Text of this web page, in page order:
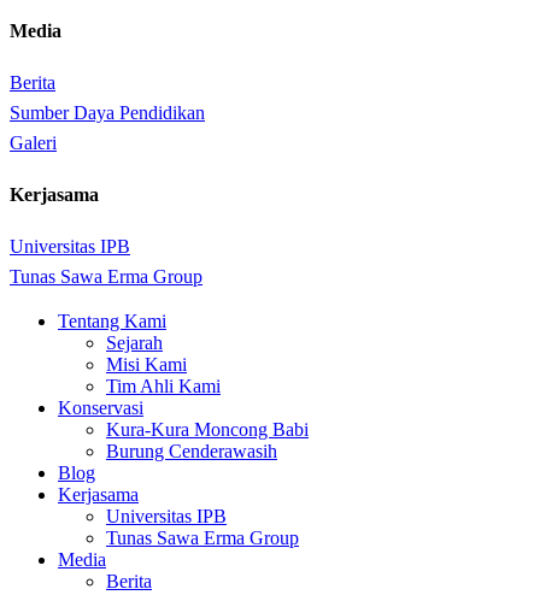
Media
Berita
Sumber Daya Pendidikan
Galeri
Kerjasama
Universitas IPB
Tunas Sawa Erma Group
Close
Tentang Kami
Sejarah
Misi Kami
Tim Ahli Kami
Konservasi
Kura-Kura Moncong Babi
Burung Cenderawasih
Blog
Kerjasama
Universitas IPB
Tunas Sawa Erma Group
Media
Berita